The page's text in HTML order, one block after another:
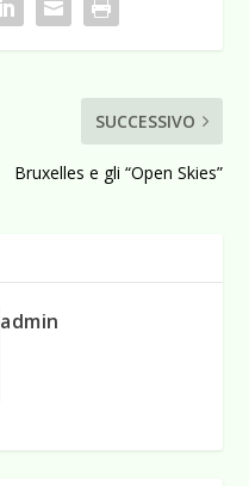
SUCCESSIVO
Bruxelles e gli “Open Skies”
admin